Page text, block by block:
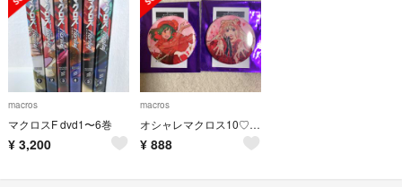
macros
マクロスF dvd1〜6巻
¥ 3,200
macros
オシャレマクロス10♡缶バッジ♡シェリルランカ
¥ 888